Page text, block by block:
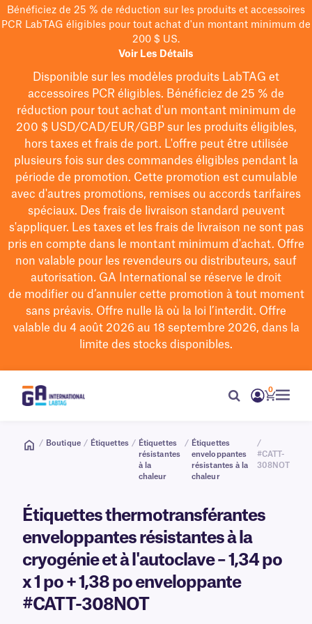
Bénéficiez de 25 % de réduction sur les produits et accessoires
PCR LabTAG éligibles pour tout achat d'un montant minimum de
200 $ US.
Voir Les Détails
Disponible sur les modèles produits LabTAG et
accessoires PCR éligibles. Bénéficiez de 25 % de
réduction pour tout achat d'un montant minimum de
200 $USD/CAD/EUR/GBPsur les produits éligibles,
hors taxes et frais de port. L'offre peut être utilisée
plusieurs fois sur des commandes éligibles pendant la
période de promotion. Cette promotion est cumulable
avec d'autres promotions, remises ou accords tarifaires
spéciaux. Des frais de livraison standard peuvent
s'appliquer. Les taxes et les frais de livraison ne sont pas
pris en compte dans le montant minimum d'achat. Offre
non valable pour les revendeurs ou distributeurs, sauf
autorisation. GA International se réserve le droit
de modifierou d’annuler cette promotion à tout moment
sans préavis. Offre nulle là où la loi l’interdit. Offre
valable du 4 août 2026 au 18 septembre 2026, dans la
limite des stocks disponibles.
0
/ Boutique / Étiquettes / Étiquettes
résistantes
à la
chaleur
/ Étiquettes
enveloppantes
résistantes à la
chaleur
/
#CATT-
308NOT
Étiquettes thermotransférantes
enveloppantes résistantes à la
cryogénie et à l'autoclave – 1,34 po
x 1 po + 1,38 po enveloppante
#CATT-308NOT